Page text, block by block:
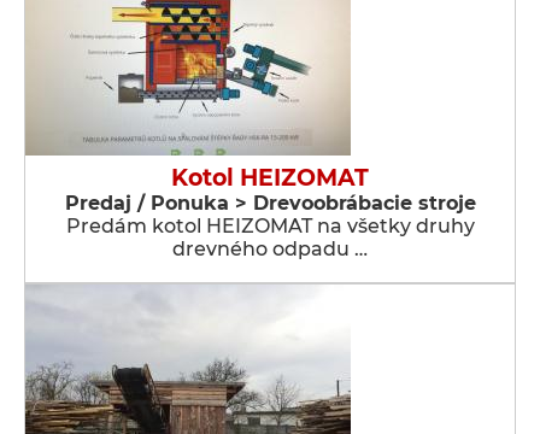
Kotol HEIZOMAT
Predaj / Ponuka > Drevoobrábacie stroje
Predám kotol HEIZOMAT na všetky druhy
drevného odpadu …